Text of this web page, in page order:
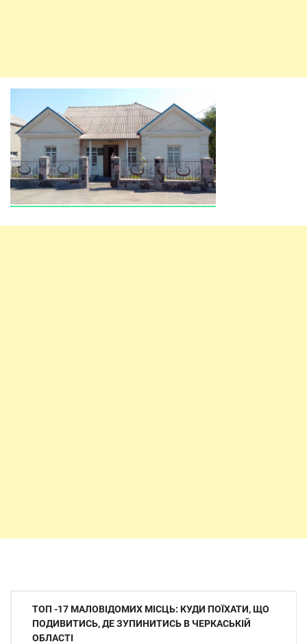
Навігація
записів
ТОП -17 МАЛОВІДОМИХ МІСЦЬ: КУДИ ПОЇХАТИ, ЩО
ПОДИВИТИСЬ, ДЕ ЗУПИНИТИСЬ В ЧЕРКАСЬКІЙ
ОБЛАСТІ